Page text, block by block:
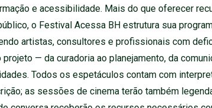
e acessibilidade. Mais do que oferecer
o Festival Acessa BH estrutura sua
artistas, consultores e profissionais com
— da curadoria ao planejamento, da
Todos os espetáculos contam com
as sessões de cinema terão também